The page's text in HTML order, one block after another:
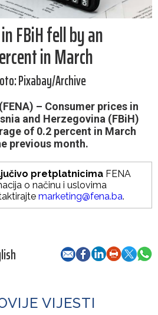
FBiH fell by an
in March
Pixabay/Archive
– Consumer prices in
and Herzegovina (FBiH)
of 0.2 percent in March
previous month.
pretplatnicima FENA
o načinu i uslovima
marketing@fena.ba.
VIJESTI